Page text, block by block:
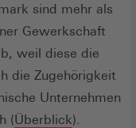
sind mehr als
Gewerkschaft
weil diese die
die Zugehörigkeit
Unternehmen
(Überblick(Öffnet
).